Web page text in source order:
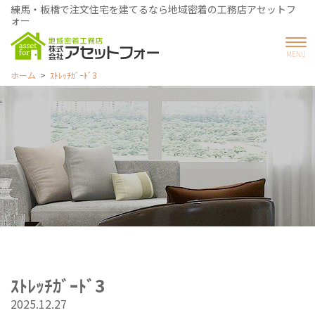
練馬・板橋で注文住宅を建てるなら地域密着の工務店アセットフ
ォー
ホーム ｽﾄﾚｯﾁｶﾞｰﾄﾞ3
ｽﾄﾚｯﾁｶﾞｰﾄﾞ3
2025.12.27